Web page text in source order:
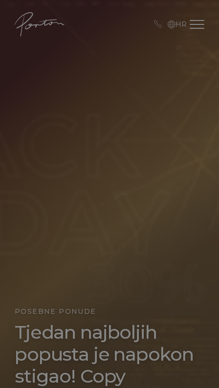
Porton
HR Open
POSEBNE PONUDE
Tjedan najboljih
popusta je napokon
stigao! Copy